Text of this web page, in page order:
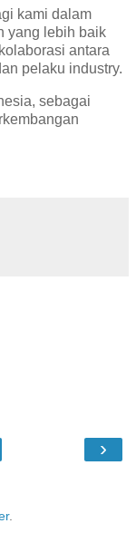
kami dalam
yang lebih baik
antara
pelaku industry.
sebagai
›
.